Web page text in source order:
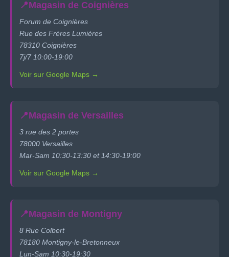
📍Magasin de Coignières
Forum de Coignières
Rue des Frères Lumières
78310 Coignières
7j/7 10:00-19:00
Voir sur Google Maps →
📍Magasin de Versailles
3 rue des 2 portes
78000 Versailles
Mar-Sam 10:30-13:30 et 14:30-19:00
Voir sur Google Maps →
📍Magasin de Montigny
8 Rue Colbert
78180 Montigny-le-Bretonneux
Lun-Sam 10:30-19:30